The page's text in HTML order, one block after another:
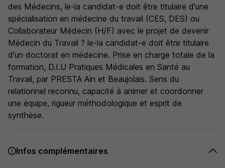
des Médecins, le-la candidat-e doit être titulaire d'une
spécialisation en médecine du travail (CES, DES) ou
Collaborateur Médecin (H/F) avec le projet de devenir
Médecin du Travail ? le-la candidat-e doit être titulaire
d'un doctorat en médecine. Prise en charge totale de la
formation, D.I.U Pratiques Médicales en Santé au
Travail, par PRESTA Ain et Beaujolais. Sens du
relationnel reconnu, capacité à animer et coordonner
une équipe, rigueur méthodologique et esprit de
synthèse.
Infos complémentaires